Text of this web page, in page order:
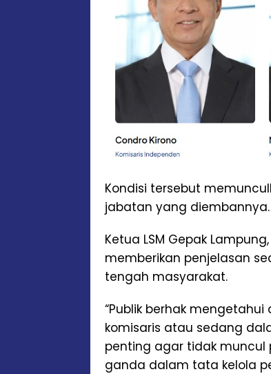
Kondisi tersebut
jabatan yang diembannya.
Ketua LSM Gepak
memberikan penjelasan
tengah masyarakat.
“Publik berhak
komisaris atau sedang
penting agar tidak muncul
ganda dalam tata kelola